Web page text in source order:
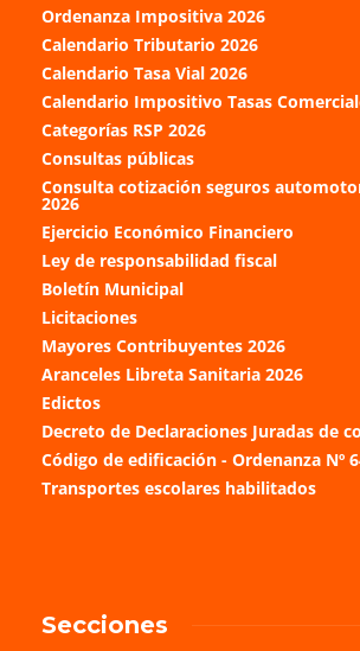
Ordenanza Impositiva 2026
Calendario Tributario 2026
Calendario Tasa Vial 2026
Calendario Impositivo Tasas
Categorías RSP 2026
Consultas públicas
Consulta cotización seguros
2026
Ejercicio Económico Financiero
Ley de responsabilidad fiscal
Boletín Municipal
Licitaciones
Mayores Contribuyentes 2026
Aranceles Libreta Sanitaria 2026
Edictos
Decreto de Declaraciones Juradas de
Código de edificación - Ordenanza Nº
Transportes escolares habilitados
Secciones